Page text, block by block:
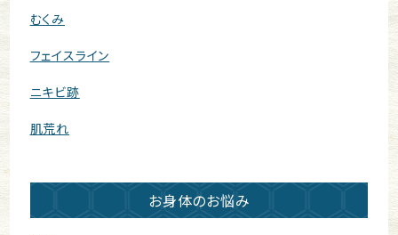
むくみ
フェイスライン
ニキビ跡
肌荒れ
お身体のお悩み